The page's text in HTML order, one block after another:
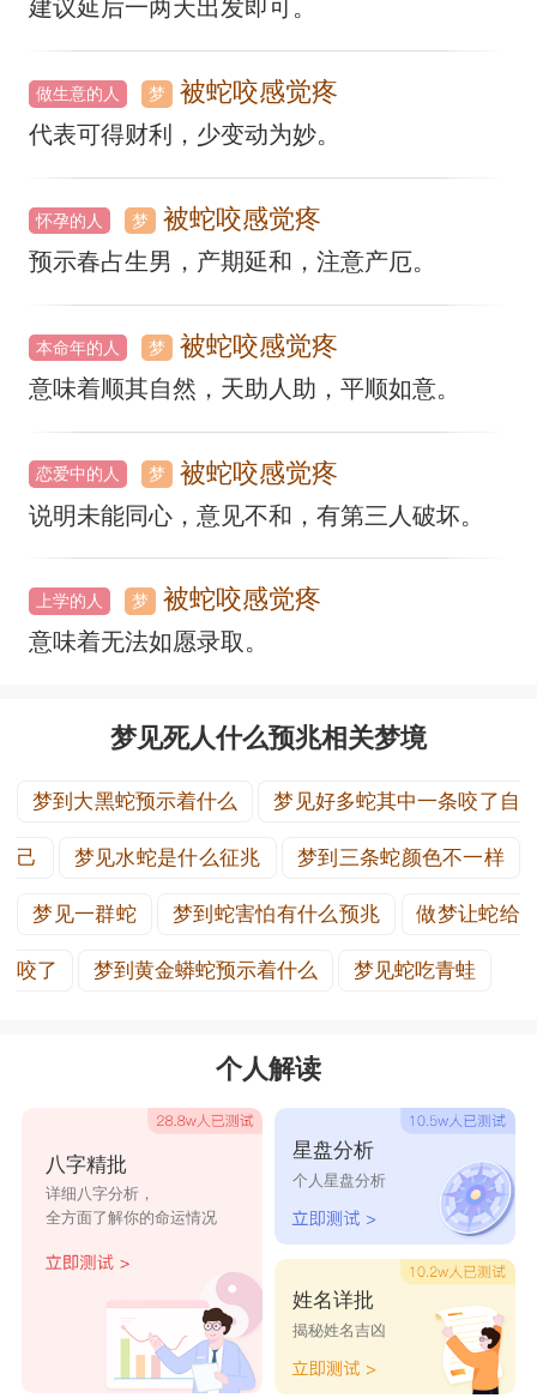
建议延后一两天出发即可。
做生意的人 梦 被蛇咬感觉疼
代表可得财利，少变动为妙。
怀孕的人 梦 被蛇咬感觉疼
预示春占生男，产期延和，注意产厄。
本命年的人 梦 被蛇咬感觉疼
意味着顺其自然，天助人助，平顺如意。
恋爱中的人 梦 被蛇咬感觉疼
说明未能同心，意见不和，有第三人破坏。
上学的人 梦 被蛇咬感觉疼
意味着无法如愿录取。
梦见死人什么预兆相关梦境
梦到大黑蛇预示着什么 梦见好多蛇其中一条咬了自
己 梦见水蛇是什么征兆 梦到三条蛇颜色不一样
梦见一群蛇 梦到蛇害怕有什么预兆 做梦让蛇给
咬了 梦到黄金蟒蛇预示着什么 梦见蛇吃青蛙
个人解读
八字精批
详细八字分析，
全方面了解你的命运情况
星盘分析
个人星盘分析
姓名详批
揭秘姓名吉凶